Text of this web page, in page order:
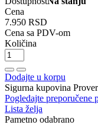
Cena
7.950 RSD
Cena sa PDV-om
Količina
Dodajte u korpu
Sigurna kupovina
Pogledajte preporučene
Lista želja
Pametno odabrano